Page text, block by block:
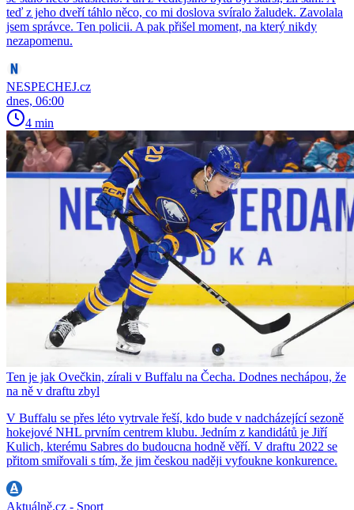
teď z jeho dveří táhlo něco, co mi doslova svíralo žaludek. Zavolala
jsem správce. Ten policii. A pak přišel moment, na který nikdy
nezapomenu.
NESPECHEJ.cz
dnes, 06:00
4 min
Ten je jak Ovečkin, zírali v Buffalu na Čecha. Dodnes nechápou, že
na ně v draftu zbyl
V Buffalu se přes léto vytrvale řeší, kdo bude v nadcházející sezoně
hokejové NHL prvním centrem klubu. Jedním z kandidátů je Jiří
Kulich, kterému Sabres do budoucna hodně věří. V draftu 2022 se
přitom smiřovali s tím, že jim českou naději vyfoukne konkurence.
Aktuálně.cz - Sport